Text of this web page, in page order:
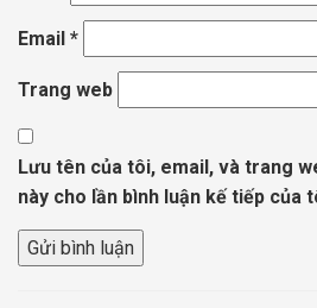
Email *
Trang web
Lưu tên của tôi, email, và trang
này cho lần bình luận kế tiếp của